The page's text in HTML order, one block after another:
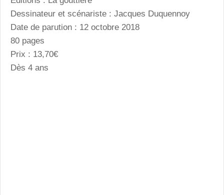
Dessinateur et scénariste : Jacques Duquennoy
Date de parution : 12 octobre 2018
80 pages
Prix : 13,70€
Dès 4 ans